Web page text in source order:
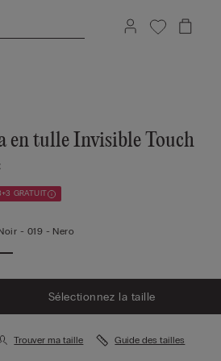
en tulle Invisible Touch
GRATUIT
- 019 - Nero
Sélectionnez la taille
Trouver ma taille Guide des tailles